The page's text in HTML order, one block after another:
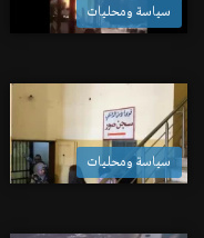
سياسة ومحليات
سياسة ومحليات